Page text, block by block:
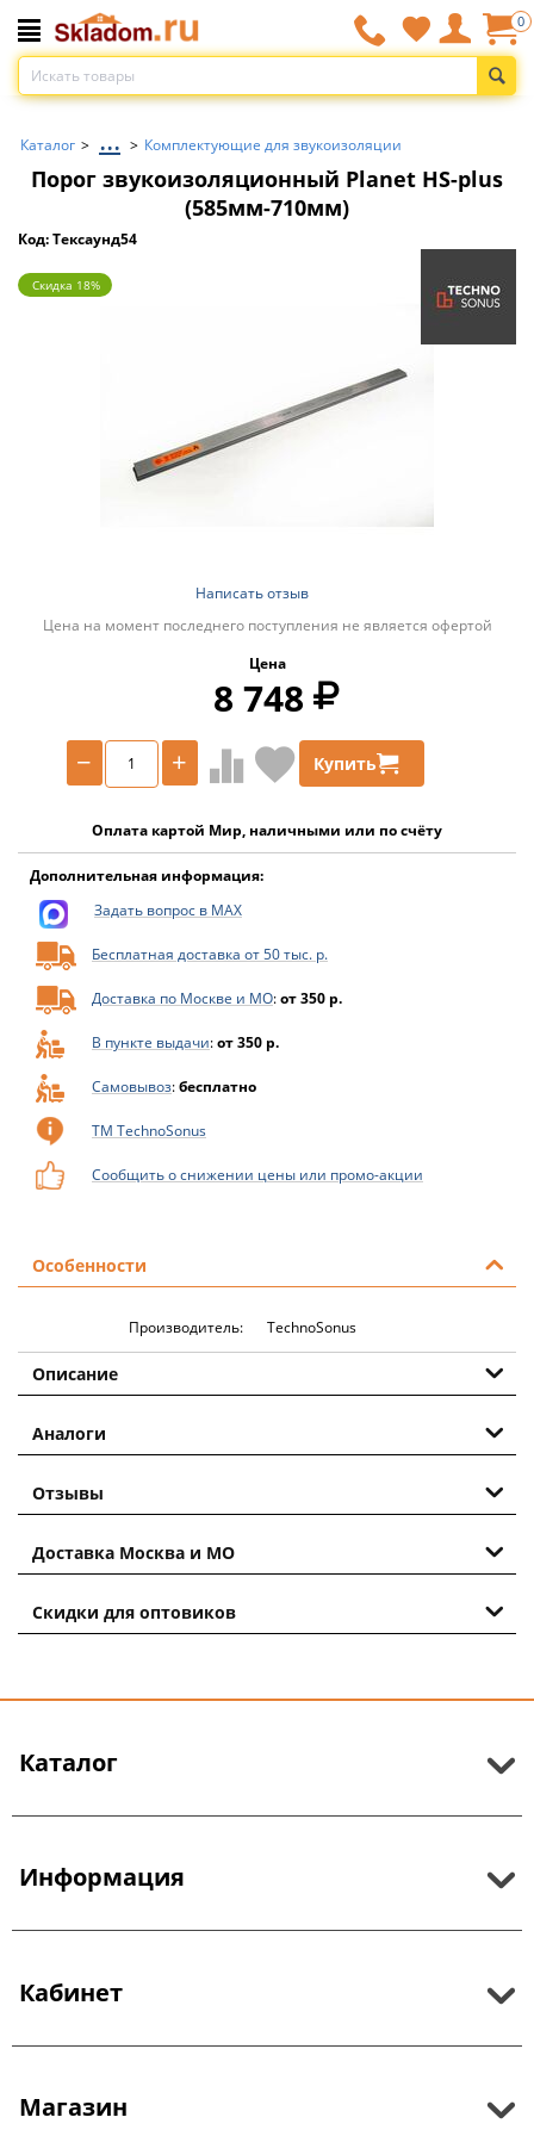
0
Каталог > ... > Комплектующие для звукоизоляции
Порог звукоизоляционный Planet HS-plus
(585мм-710мм)
Код: Тексаунд54
Скидка 18%
Написать отзыв
Цена на момент последнего поступления не является офертой
Цена
8 748
+
− Купить
Оплата картой Мир, наличными или по счёту
Дополнительная информация:
Задать вопрос в MAX
Бесплатная доставка от 50 тыс. р.
Доставка по Москве и МО:от 350 р.
В пункте выдачи:от 350 р.
Самовывоз:бесплатно
ТМ TechnoSonus
Сообщить о снижении цены или промо-акции
Особенности
Производитель: TechnoSonus
Описание
Аналоги
Отзывы
Доставка Москва и МО
Скидки для оптовиков
Каталог
Информация
Кабинет
Магазин